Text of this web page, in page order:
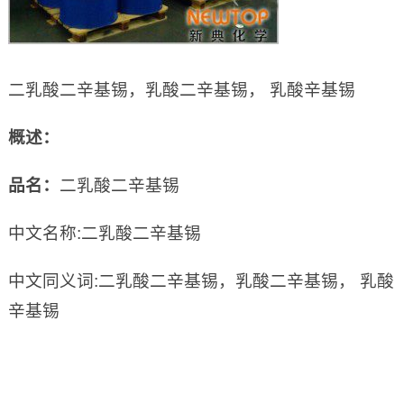
二乳酸二辛基锡，乳酸二辛基锡， 乳酸辛基锡
概述：
品名： 二乳酸二辛基锡
中文名称:二乳酸二辛基锡
中文同义词:二乳酸二辛基锡，乳酸二辛基锡， 乳酸
辛基锡